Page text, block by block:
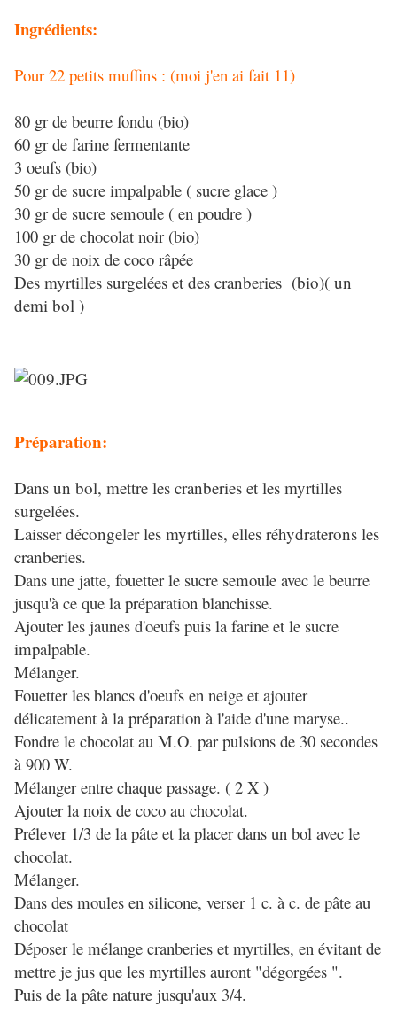
Ingrédients:
Pour 22 petits muffins : (moi j'en ai fait 11)
80 gr de beurre fondu (bio)
60 gr de farine fermentante
3 oeufs (bio)
50 gr de sucre impalpable ( sucre glace )
30 gr de sucre semoule ( en poudre )
100 gr de chocolat noir (bio)
30 gr de noix de coco râpée
Des myrtilles surgelées et des cranberies (bio)( un
demi bol )
Préparation:
Dans un bol, mettre les cranberies et les myrtilles
surgelées.
Laisser décongeler les myrtilles, elles réhydraterons les
cranberies.
Dans une jatte, fouetter le sucre semoule avec le beurre
jusqu'à ce que la préparation blanchisse.
Ajouter les jaunes d'oeufs puis la farine et le sucre
impalpable.
Mélanger.
Fouetter les blancs d'oeufs en neige et ajouter
délicatement à la préparation à l'aide d'une maryse..
Fondre le chocolat au M.O. par pulsions de 30 secondes
à 900 W.
Mélanger entre chaque passage. ( 2 X )
Ajouter la noix de coco au chocolat.
Prélever 1/3 de la pâte et la placer dans un bol avec le
chocolat.
Mélanger.
Dans des moules en silicone, verser 1 c. à c. de pâte au
chocolat
Déposer le mélange cranberies et myrtilles, en évitant de
mettre je jus que les myrtilles auront "dégorgées ".
Puis de la pâte nature jusqu'aux 3/4.